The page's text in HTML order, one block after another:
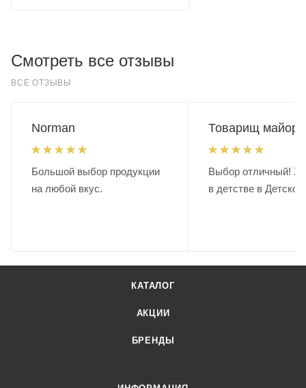
Смотреть все отзывы
ВСЕ ОТЗЫВЫ
Norman
Большой выбор продукции
на любой вкус.
Товарищ майор.
Выбор отличный!
в детстве в
КАТАЛОГ
АКЦИИ
БРЕНДЫ